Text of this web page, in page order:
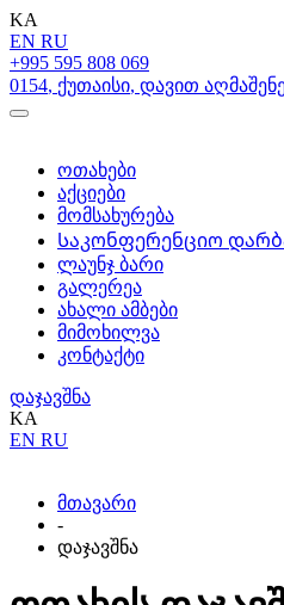
KA
EN RU
+995 595 808 069
0154, ქუთაისი, დავით
ოთახები
აქციები
მომსახურება
Საკონფერენციო
ლაუნჯ ბარი
გალერეა
ახალი ამბები
მიმოხილვა
კონტაქტი
დაჯავშნა
KA
EN RU
მთავარი
-
დაჯავშნა